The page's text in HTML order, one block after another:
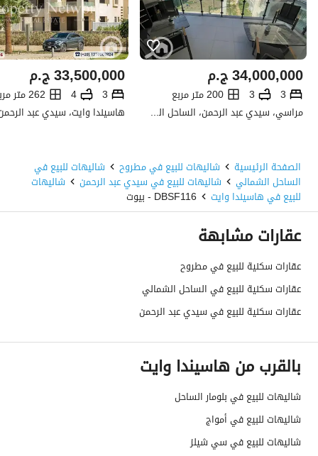
ج.م34,000,000
3
3
200 متر مربع
مراسي، سيدي عبد الرحمن، الساحل الشمالي، مطروح
ج.م33,500,000
3
4 262 متر مربع
الصفحة الرئيسية شاليهات للبيع في مطروح شاليهات للبيع في
الساحل الشمالي شاليهات للبيع في سيدي عبد الرحمن شاليهات
للبيع في هاسيندا وايت DBSF116 - بيوت
عقارات مشابهة
عقارات سكنية للبيع في مطروح
عقارات سكنية للبيع في الساحل الشمالي
عقارات سكنية للبيع في سيدي عبد الرحمن
بالقرب من هاسيندا وايت
شاليهات للبيع في بلومار الساحل
شاليهات للبيع في أمواج
شاليهات للبيع في سي شيلز